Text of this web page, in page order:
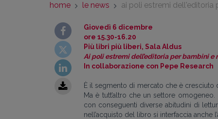
home le news ai poli estremi dell'editoria
Giovedì 6 dicembre
ore 15.30-16.20
Più libri più liberi, Sala Aldus
Ai poli estremi dell’editoria per bambini
In collaborazione con Pepe Research
È il segmento di mercato che è
Ma è tutt’altro che un settore
con conseguenti diverse abitudini di
nell’acquisto del libro si interfaccia anche